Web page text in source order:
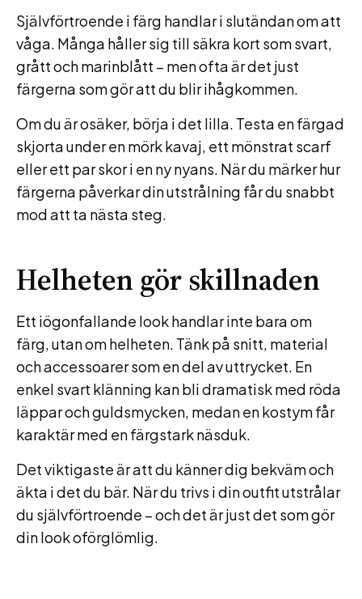
Självförtroende i färg handlar i slutändan om att
våga. Många håller sig till säkra kort som svart,
grått och marinblått – men ofta är det just
färgerna som gör att du blir ihågkommen.
Om du är osäker, börja i det lilla. Testa en färgad
skjorta under en mörk kavaj, ett mönstrat scarf
eller ett par skor i en ny nyans. När du märker hur
färgerna påverkar din utstrålning får du snabbt
mod att ta nästa steg.
Helheten gör skillnaden
Ett iögonfallande look handlar inte bara om
färg, utan om helheten. Tänk på snitt, material
och accessoarer som en del av uttrycket. En
enkel svart klänning kan bli dramatisk med röda
läppar och guldsmycken, medan en kostym får
karaktär med en färgstark näsduk.
Det viktigaste är att du känner dig bekväm och
äkta i det du bär. När du trivs i din outfit utstrålar
du självförtroende – och det är just det som gör
din look oförglömlig.